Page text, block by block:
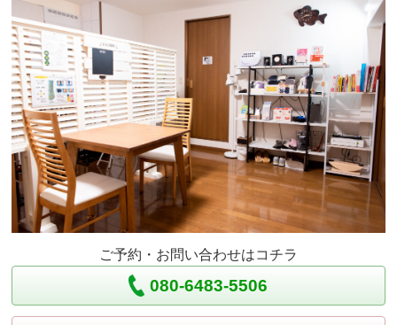
ご予約・お問い合わせはコチラ
080-6483-5506